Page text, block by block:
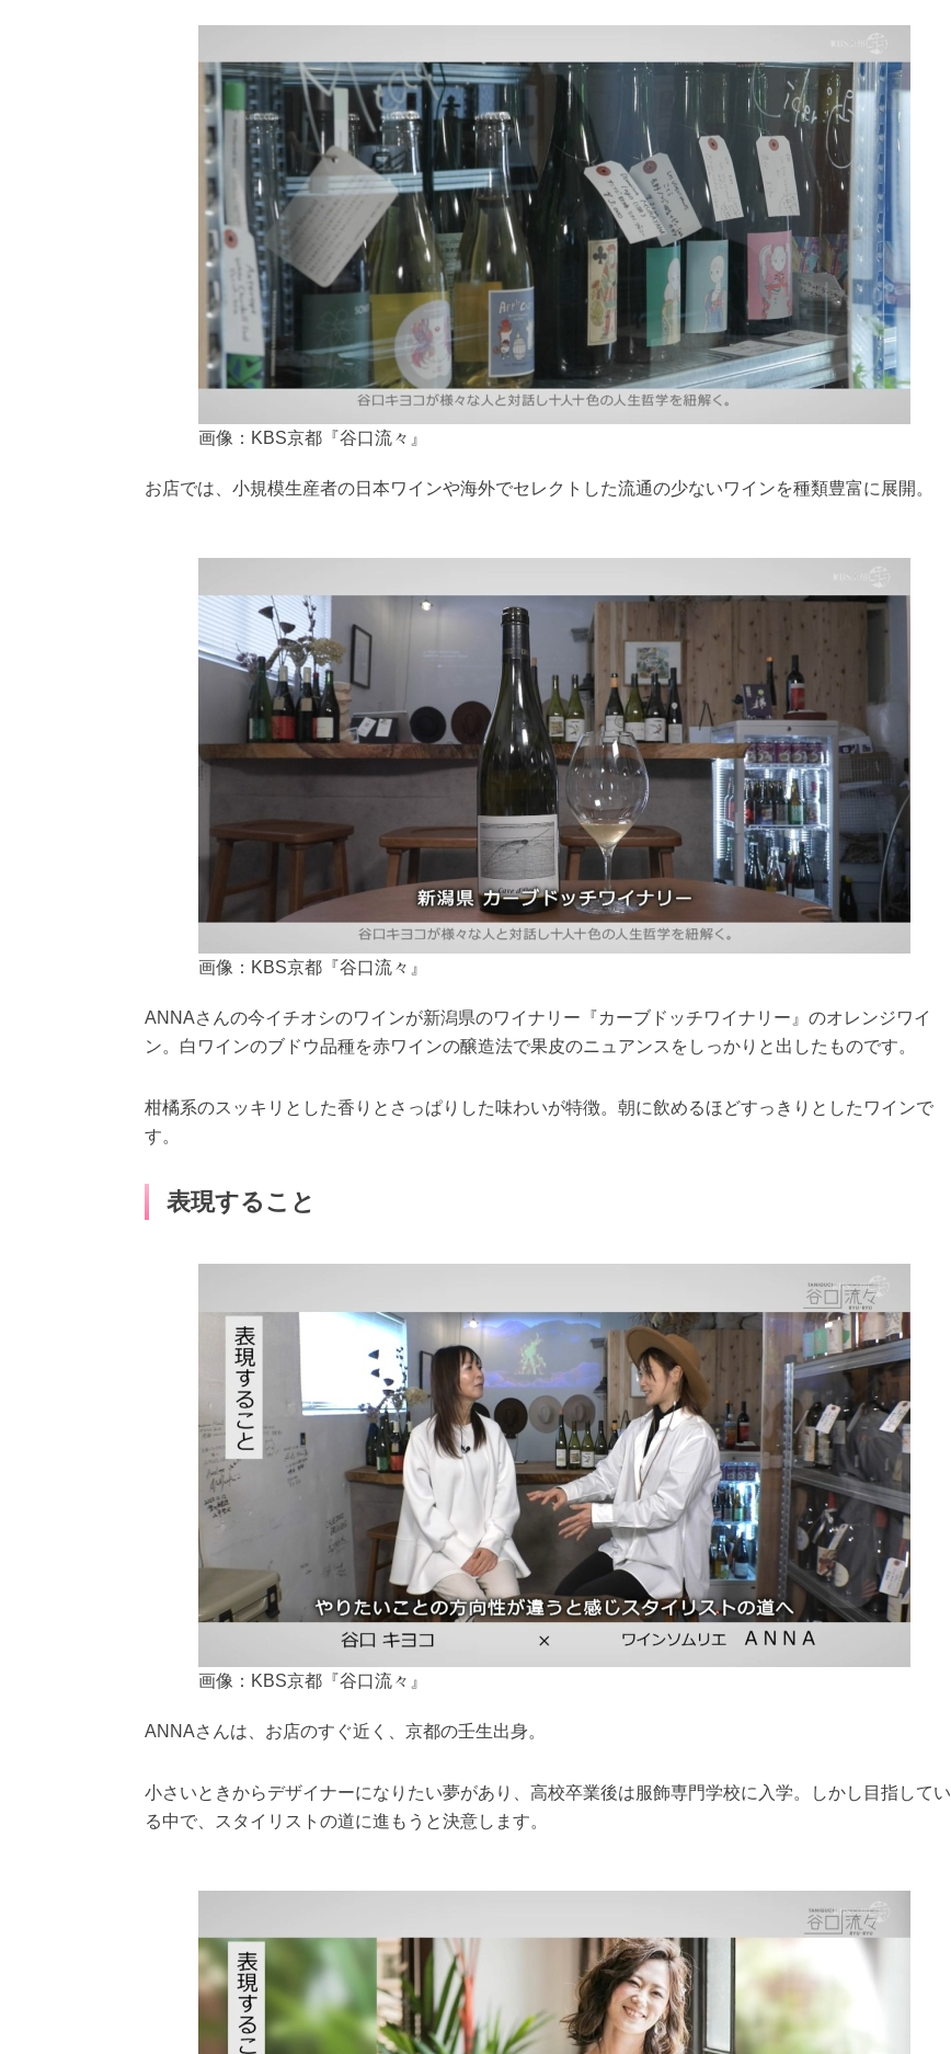
画像：KBS京都『谷口流々』
お店では、小規模生産者の日本ワインや海外でセレクトした流通の少ないワインを種類豊富に展開。
画像：KBS京都『谷口流々』
ANNAさんの今イチオシのワインが新潟県のワイナリー『カーブドッチワイナリー』のオレンジワイ
ン。白ワインのブドウ品種を赤ワインの醸造法で果皮のニュアンスをしっかりと出したものです。
柑橘系のスッキリとした香りとさっぱりした味わいが特徴。朝に飲めるほどすっきりとしたワインで
す。
表現すること
画像：KBS京都『谷口流々』
ANNAさんは、お店のすぐ近く、京都の壬生出身。
小さいときからデザイナーになりたい夢があり、高校卒業後は服飾専門学校に入学。しかし目指してい
る中で、スタイリストの道に進もうと決意します。